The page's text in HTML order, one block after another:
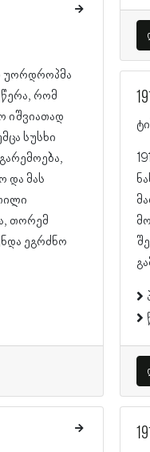
უორდროპმა
რომ
იშვიათად
სუსხი
და მას
თორემ
ეგრძნო